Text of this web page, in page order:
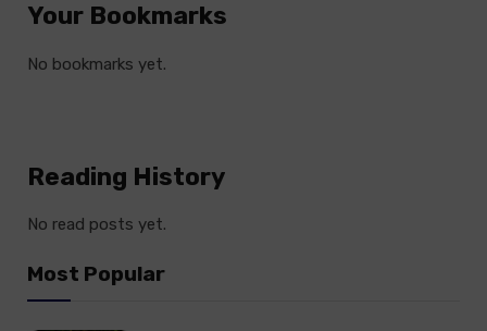
Your Bookmarks
No bookmarks yet.
Reading History
No read posts yet.
Most Popular